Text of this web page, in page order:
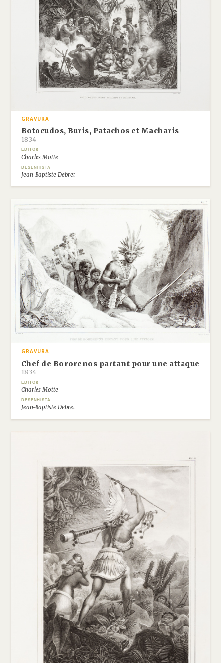
GRAVURA
Botocudos, Buris, Patachos et Macharis
1834
EDITOR
Charles Motte
DESENHISTA
Jean-Baptiste Debret
GRAVURA
Chef de Bororenos partant pour une attaque
1834
EDITOR
Charles Motte
DESENHISTA
Jean-Baptiste Debret